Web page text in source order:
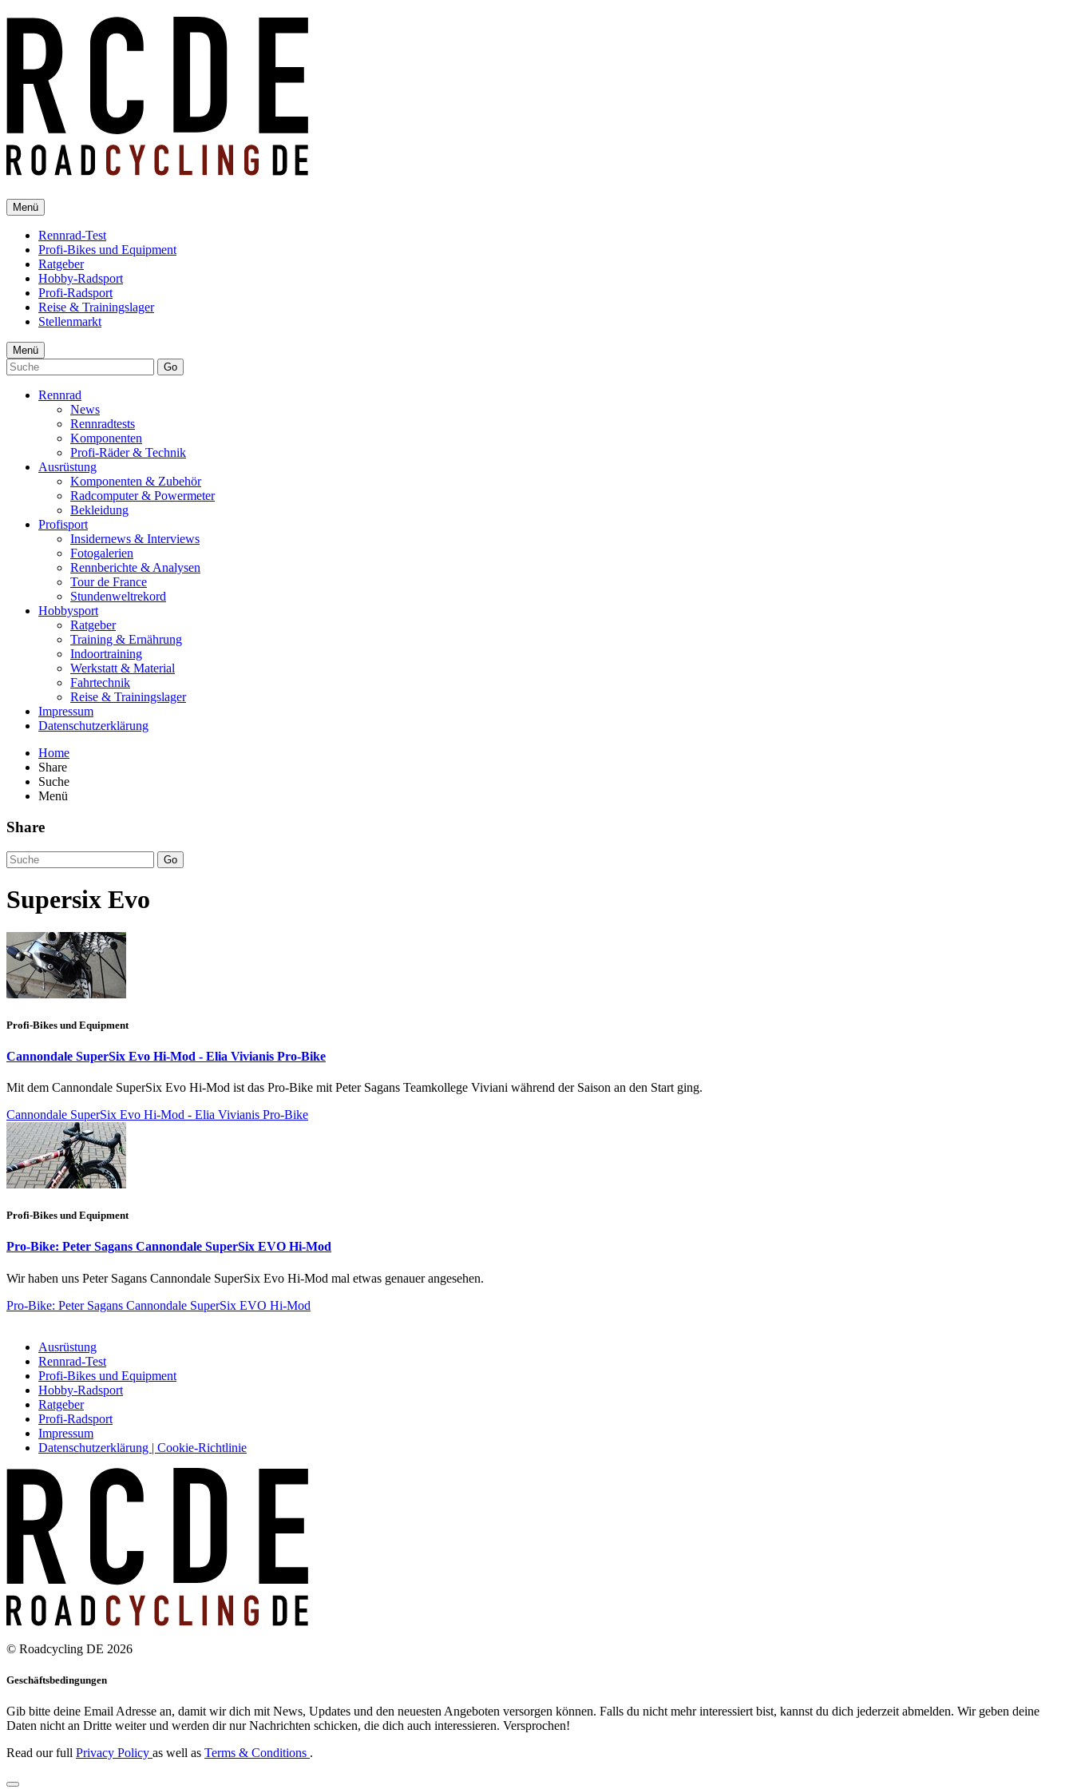
Menü
Rennrad-Test
Profi-Bikes und Equipment
Ratgeber
Hobby-Radsport
Profi-Radsport
Reise & Trainingslager
Stellenmarkt
Menü
Go
Rennrad
News
Rennradtests
Komponenten
Profi-Räder & Technik
Ausrüstung
Komponenten & Zubehör
Radcomputer & Powermeter
Bekleidung
Profisport
Insidernews & Interviews
Fotogalerien
Rennberichte & Analysen
Tour de France
Stundenweltrekord
Hobbysport
Ratgeber
Training & Ernährung
Indoortraining
Werkstatt & Material
Fahrtechnik
Reise & Trainingslager
Impressum
Datenschutzerklärung
Home
Share
Suche
Menü
Share
Go
Supersix Evo
Profi-Bikes und Equipment
Cannondale SuperSix Evo Hi-Mod - Elia Vivianis Pro-Bike
Mit dem Cannondale SuperSix Evo Hi-Mod ist das Pro-Bike mit Peter Sagans Teamkollege Viviani während der Saison an den Start ging.
Cannondale SuperSix Evo Hi-Mod - Elia Vivianis Pro-Bike
Profi-Bikes und Equipment
Pro-Bike: Peter Sagans Cannondale SuperSix EVO Hi-Mod
Wir haben uns Peter Sagans Cannondale SuperSix Evo Hi-Mod mal etwas genauer angesehen.
Pro-Bike: Peter Sagans Cannondale SuperSix EVO Hi-Mod
Ausrüstung
Rennrad-Test
Profi-Bikes und Equipment
Hobby-Radsport
Ratgeber
Profi-Radsport
Impressum
Datenschutzerklärung | Cookie-Richtlinie
© Roadcycling DE 2026
Geschäftsbedingungen
Gib bitte deine Email Adresse an, damit wir dich mit News, Updates und den neuesten Angeboten versorgen können. Falls du nicht mehr interessiert bist, kannst du dich jederzeit abmelden. Wir geben deine
Daten nicht an Dritte weiter und werden dir nur Nachrichten schicken, die dich auch interessieren. Versprochen!
Read our full Privacy Policy as well as Terms & Conditions .